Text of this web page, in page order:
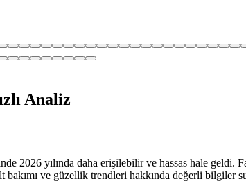
Analiz
2026 yılında daha erişilebilir ve hassas hale
ve güzellik trendleri hakkında değerli bilgiler